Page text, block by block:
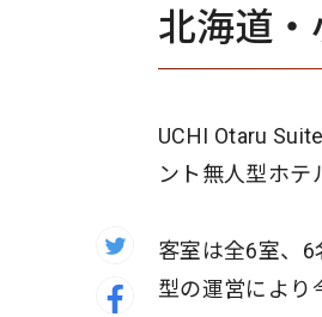
北海道
UCHI Otaru
ント無人型ホテ
客室は全6室、
型の運営により